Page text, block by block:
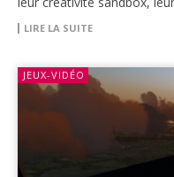
LIRE LA SUITE
JEUX-VIDÉO